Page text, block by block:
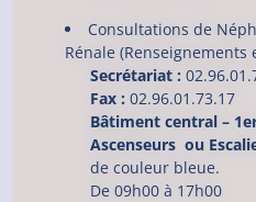
Consultations de
Rénale
Secrétariat :
Fax : 02.96.01.73.17
Bâtiment central –
Ascenseurs ou
de couleur bleue.
De 09h00 à 17h00